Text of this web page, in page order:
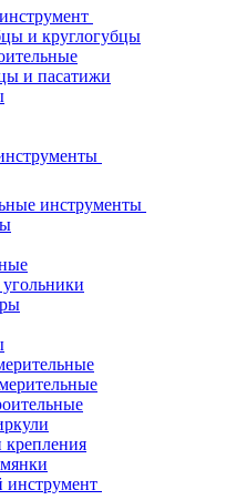
и круглогубцы
и пасатижи
инструменты
инструмент